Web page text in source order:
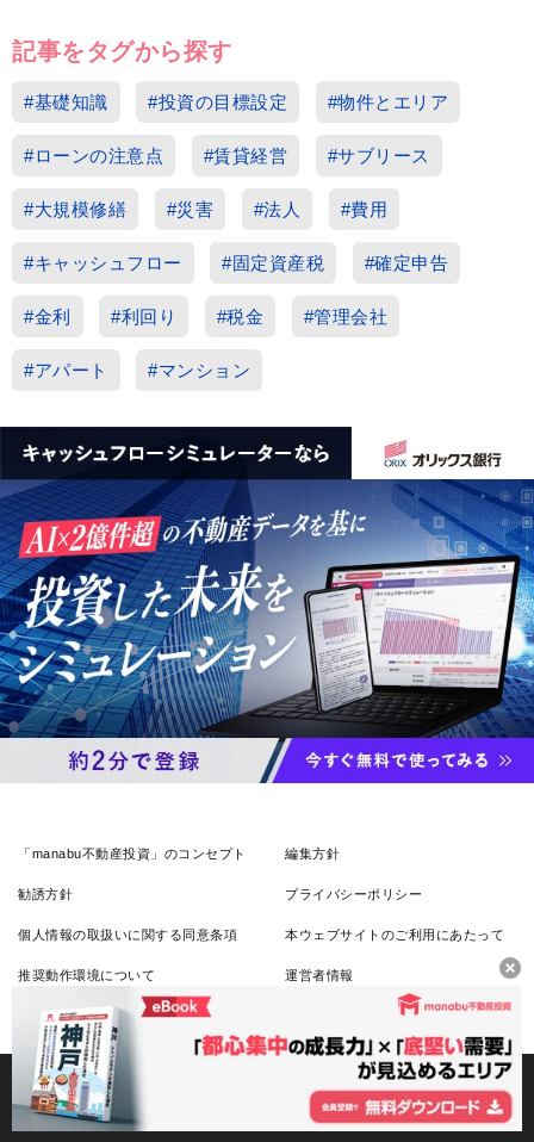
記事をタグから探す
#基礎知識 #投資の目標設定 #物件とエリア
#ローンの注意点 #賃貸経営 #サブリース
#大規模修繕 #災害 #法人 #費用
#キャッシュフロー #固定資産税 #確定申告
#金利 #利回り #税金 #管理会社
#アパート #マンション
「manabu不動産投資」のコンセプト 編集方針
勧誘方針 プライバシーポリシー
個人情報の取扱いに関する同意条項 本ウェブサイトのご利用にあたって
推奨動作環境について 運営者情報
お問い合わせ
オリックス銀行株式会社 登録金融機関：関東財務局長（登金）第11号
Copyright (C) ORIX Bank Corporation. All rights reserved.